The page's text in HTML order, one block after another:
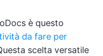
è questo
da fare per
scelta versatile